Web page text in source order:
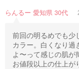
らんるー 愛知県 30代
前回の明るめでも少
カラー。白くなり
よ〜って感じの肌が
お値段以上の仕上が